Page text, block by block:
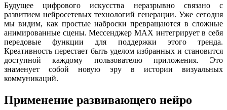
Будущее цифрового искусства неразрывно связано с
развитием нейросетевых технологий генерации. Уже сегодня
мы видим, как простые наброски превращаются в сложные
анимированные сцены. Мессенджер MAX интегрирует в себя
передовые функции для поддержки этого тренда.
Креативность перестает быть уделом избранных и становится
доступной каждому пользователю приложения. Это
знаменует собой новую эру в истории визуальных
коммуникаций.
Применение развивающего нейро